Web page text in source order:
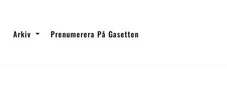
Arkiv Prenumerera På Gasetten